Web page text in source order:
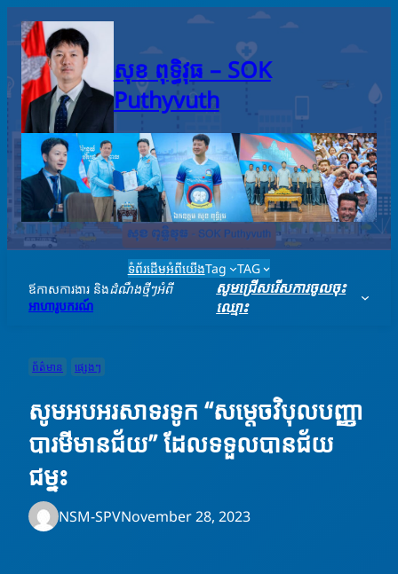
content
សុខ ពុទ្ធិវុធ – SO​K
Puthyvuth
ទំព័រដើមអំពីយើងTag
TAG
ឪកាសការងារ និងដំណឹងថ្មីៗអំពី
អាហារូបករណ៍
សូមជ្រើសរើសការចូលចុះ
ឈ្មោះ
ព័ត៌មាន ផ្សេងៗ
សូមអបអរសាទរទូក “សម្ដេចវិបុលបញ្ញា
បារមីមានជ័យ” ដែលទទួលបានជ័យ
ជម្នះ
NSM-SPVNovember 28, 2023